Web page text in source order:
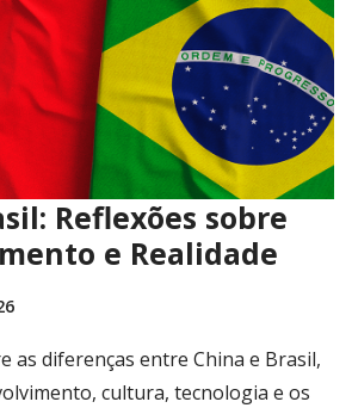
Reflexões sobre
e Realidade
as diferenças entre China e Brasil,
cultura, tecnologia e os